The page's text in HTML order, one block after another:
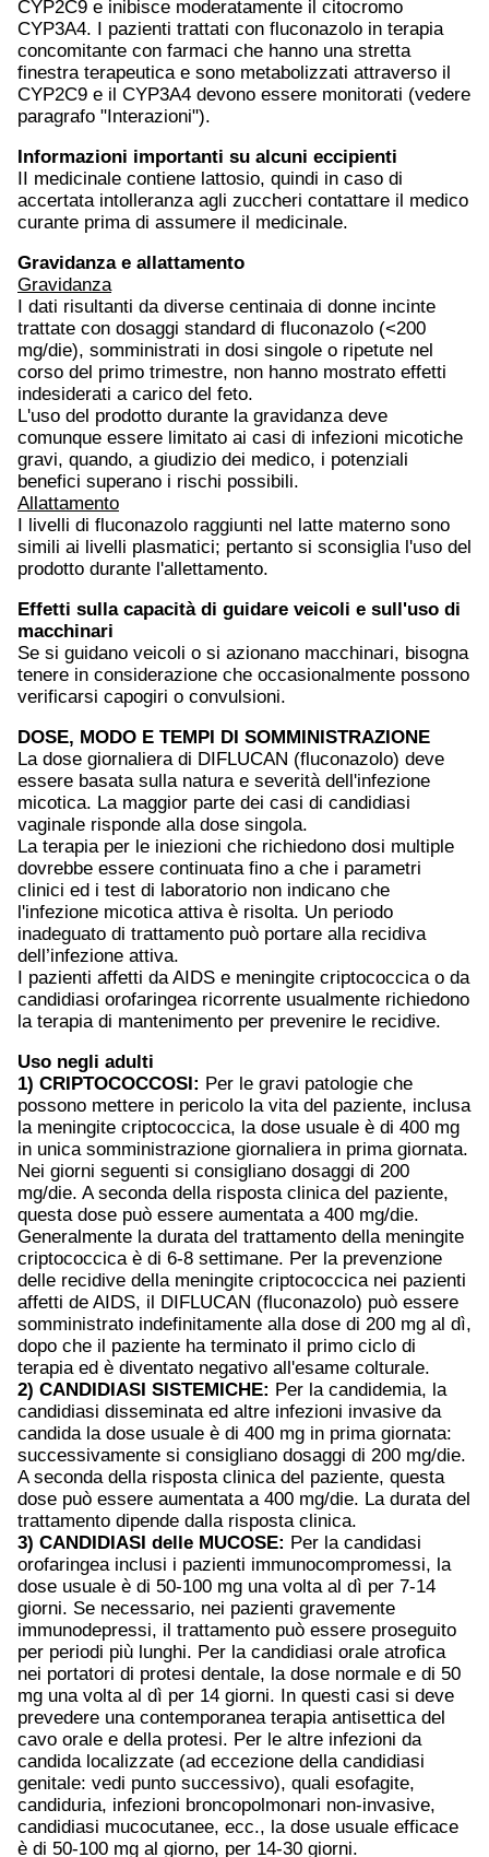
CYP2C9 e inibisce moderatamente il citocromo
CYP3A4. I pazienti trattati con fluconazolo in terapia
concomitante con farmaci che hanno una stretta
finestra terapeutica e sono metabolizzati attraverso il
CYP2C9 e il CYP3A4 devono essere monitorati (vedere
paragrafo "Interazioni").
Informazioni importanti su alcuni eccipienti
II medicinale contiene lattosio, quindi in caso di
accertata intolleranza agli zuccheri contattare il medico
curante prima di assumere il medicinale.
Gravidanza e allattamento
Gravidanza
I dati risultanti da diverse centinaia di donne incinte
trattate con dosaggi standard di fluconazolo (<200
mg/die), somministrati in dosi singole o ripetute nel
corso del primo trimestre, non hanno mostrato effetti
indesiderati a carico del feto.
L'uso del prodotto durante la gravidanza deve
comunque essere limitato ai casi di infezioni micotiche
gravi, quando, a giudizio dei medico, i potenziali
benefici superano i rischi possibili.
Allattamento
I livelli di fluconazolo raggiunti nel latte materno sono
simili ai livelli plasmatici; pertanto si sconsiglia l'uso del
prodotto durante l'allettamento.
Effetti sulla capacità di guidare veicoli e sull'uso di
macchinari
Se si guidano veicoli o si azionano macchinari, bisogna
tenere in considerazione che occasionalmente possono
verificarsi capogiri o convulsioni.
DOSE, MODO E TEMPI DI SOMMINISTRAZIONE
La dose giornaliera di DIFLUCAN (fluconazolo) deve
essere basata sulla natura e severità dell'infezione
micotica. La maggior parte dei casi di candidiasi
vaginale risponde alla dose singola.
La terapia per le iniezioni che richiedono dosi multiple
dovrebbe essere continuata fino a che i parametri
clinici ed i test di laboratorio non indicano che
l'infezione micotica attiva è risolta. Un periodo
inadeguato di trattamento può portare alla recidiva
dell’infezione attiva.
I pazienti affetti da AIDS e meningite criptococcica o da
candidiasi orofaringea ricorrente usualmente richiedono
la terapia di mantenimento per prevenire le recidive.
Uso negli adulti
1) CRIPTOCOCCOSI: Per le gravi patologie che
possono mettere in pericolo la vita del paziente, inclusa
la meningite criptococcica, la dose usuale è di 400 mg
in unica somministrazione giornaliera in prima giornata.
Nei giorni seguenti si consigliano dosaggi di 200
mg/die. A seconda della risposta clinica del paziente,
questa dose può essere aumentata a 400 mg/die.
Generalmente la durata del trattamento della meningite
criptococcica è di 6-8 settimane. Per la prevenzione
delle recidive della meningite criptococcica nei pazienti
affetti de AIDS, il DIFLUCAN (fluconazolo) può essere
somministrato indefinitamente alla dose di 200 mg al dì,
dopo che il paziente ha terminato il primo ciclo di
terapia ed è diventato negativo all'esame colturale.
2) CANDIDIASI SISTEMICHE: Per la candidemia, la
candidiasi disseminata ed altre infezioni invasive da
candida la dose usuale è di 400 mg in prima giornata:
successivamente si consigliano dosaggi di 200 mg/die.
A seconda della risposta clinica del paziente, questa
dose può essere aumentata a 400 mg/die. La durata del
trattamento dipende dalla risposta clinica.
3) CANDIDIASI delle MUCOSE: Per la candidasi
orofaringea inclusi i pazienti immunocompromessi, la
dose usuale è di 50-100 mg una volta al dì per 7-14
giorni. Se necessario, nei pazienti gravemente
immunodepressi, il trattamento può essere proseguito
per periodi più lunghi. Per la candidiasi orale atrofica
nei portatori di protesi dentale, la dose normale e di 50
mg una volta al dì per 14 giorni. In questi casi si deve
prevedere una contemporanea terapia antisettica del
cavo orale e della protesi. Per le altre infezioni da
candida localizzate (ad eccezione della candidiasi
genitale: vedi punto successivo), quali esofagite,
candiduria, infezioni broncopolmonari non-invasive,
candidiasi mucocutanee, ecc., la dose usuale efficace
è di 50-100 mg al giorno, per 14-30 giorni.